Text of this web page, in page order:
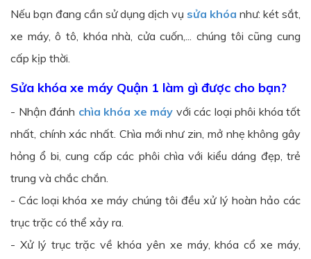
Nếu bạn đang cần sử dụng dịch vụ sửa khóa như: két sắt,
xe máy, ô tô, khóa nhà, cửa cuốn,... chúng tôi cũng cung
cấp kịp thời.
Sửa khóa xe máy Quận 1 làm gì được cho bạn?
- Nhận đánh chìa khóa xe máy với các loại phôi khóa tốt
nhất, chính xác nhất. Chìa mới như zin, mở nhẹ không gây
hỏng ổ bi, cung cấp các phôi chìa với kiểu dáng đẹp, trẻ
trung và chắc chắn.
- Các loại khóa xe máy chúng tôi đều xử lý hoàn hảo các
trục trặc có thể xảy ra.
- Xử lý trục trặc về khóa yên xe máy, khóa cổ xe máy,